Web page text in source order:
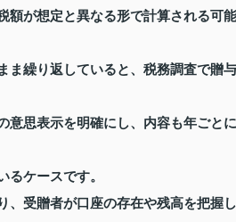
額が想定と異なる形で計算される可能
ま繰り返していると、税務調査で贈与
意思表示を明確にし、内容も年ごとに
ケースです。
、受贈者が口座の存在や残高を把握し